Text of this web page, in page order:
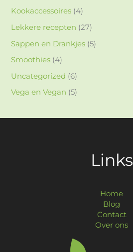
Kookaccessoires (4)
Lekkere recepten (27)
Sappen en Drankjes (5)
Smoothies (4)
Uncategorized (6)
Vega en Vegan (5)
Links
Home
Blog
Contact
Over ons